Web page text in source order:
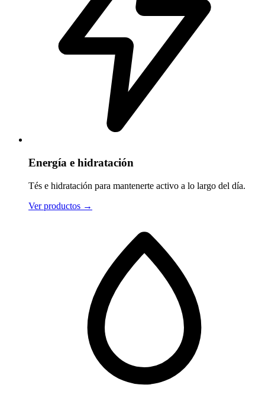
Energía e hidratación
Tés e hidratación para mantenerte activo a lo largo del día.
Ver productos →